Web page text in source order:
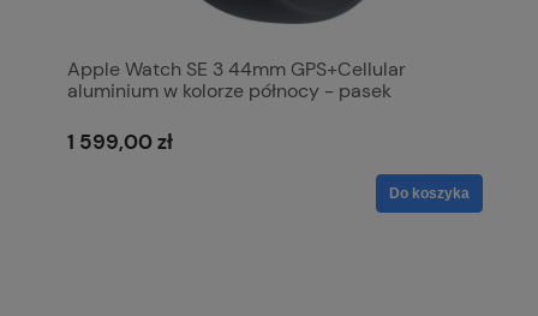
Apple Watch SE 3 44mm GPS+Cellular
aluminium w kolorze północy - pasek
1 599,00 zł
Do koszyka